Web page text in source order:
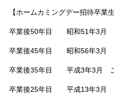
【ホームカミングデー招待卒業生
卒業後50年目 昭和51年3月
卒業後45年目 昭和56年3月
卒業後35年目 平成3年3月
卒業後25年目 平成13年3月